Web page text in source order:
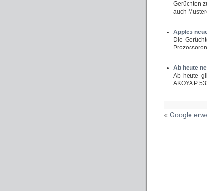
Gerüchten
auch
Apples
Die
Ab heute
Ab heute
AKOYA P
« Google